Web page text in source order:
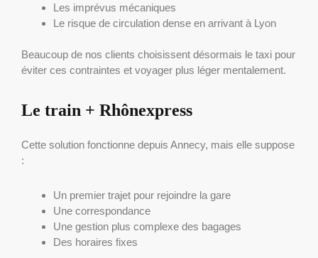
Les imprévus mécaniques
Le risque de circulation dense en arrivant à Lyon
Beaucoup de nos clients choisissent désormais le taxi pour
éviter ces contraintes et voyager plus léger mentalement.
Le train + Rhônexpress
Cette solution fonctionne depuis Annecy, mais elle suppose
:
Un premier trajet pour rejoindre la gare
Une correspondance
Une gestion plus complexe des bagages
Des horaires fixes